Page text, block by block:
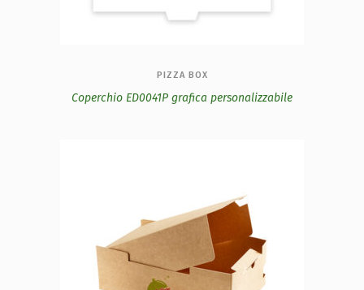
PIZZA BOX
Coperchio ED0041P grafica personalizzabile